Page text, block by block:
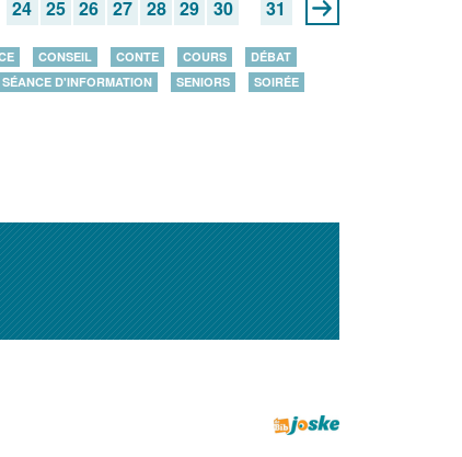
24 25 26 27 28 29 30
31
CONSEIL CONTE COURS
DÉBAT
SÉANCE D'INFORMATION SENIORS
SOIRÉE